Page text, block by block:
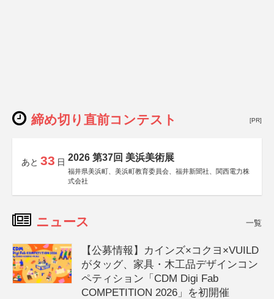
締め切り直前コンテスト [PR]
あと 33 日 2026 第37回 美浜美術展
福井県美浜町、美浜町教育委員会、福井新聞社、関西電力株
式会社
ニュース 一覧
【公募情報】カインズ×コクヨ×VUILD
がタッグ、家具・木工品デザインコン
ペティション「CDM Digi Fab
COMPETITION 2026」を初開催